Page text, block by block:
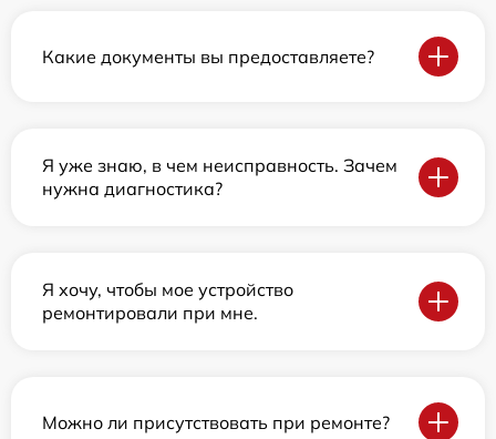
Какие документы вы предоставляете?
Я уже знаю, в чем неисправность. Зачем
нужна диагностика?
Я хочу, чтобы мое устройство
ремонтировали при мне.
Можно ли присутствовать при ремонте?